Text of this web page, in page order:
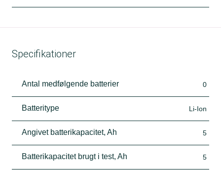
Specifikationer
Antal medfølgende batterier 0
Batteritype Li-Ion
Angivet batterikapacitet, Ah 5
Batterikapacitet brugt i test, Ah 5